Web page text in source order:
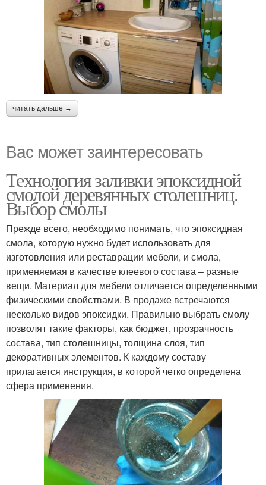
читать дальше →
Вас может заинтересовать
Технология заливки эпоксидной
смолой деревянных столешниц.
Выбор смолы
Прежде всего, необходимо понимать, что эпоксидная
смола, которую нужно будет использовать для
изготовления или реставрации мебели, и смола,
применяемая в качестве клеевого состава – разные
вещи. Материал для мебели отличается определенными
физическими свойствами. В продаже встречаются
несколько видов эпоксидки. Правильно выбрать смолу
позволят такие факторы, как бюджет, прозрачность
состава, тип столешницы, толщина слоя, тип
декоративных элементов. К каждому составу
прилагается инструкция, в которой четко определена
сфера применения.